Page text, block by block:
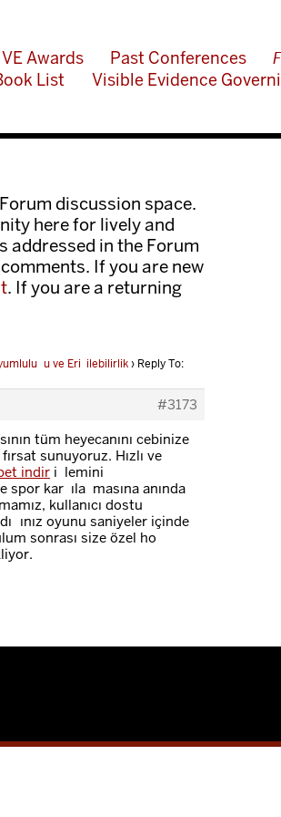
VE Awards Past Conferences
List Visible Evidence
discussion space.
here for lively and
addressed in the Forum
If you are new
. If you are a returning
ve Erişilebilirlik› Reply To:
#3173
tüm heyecanını cebinize
sunuyoruz. Hızlı ve
indir işlemini
karşılaşmasına anında
kullanıcı dostu
oyunu saniyeler içinde
sonrası size özel hoş